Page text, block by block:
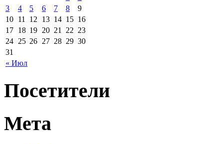
« Июл
3
4 5 6 7 8
9
10 11 12 13 14 15 16
17 18 19 20 21 22 23
24 25 26 27 28 29 30
31
Посетители
Мета